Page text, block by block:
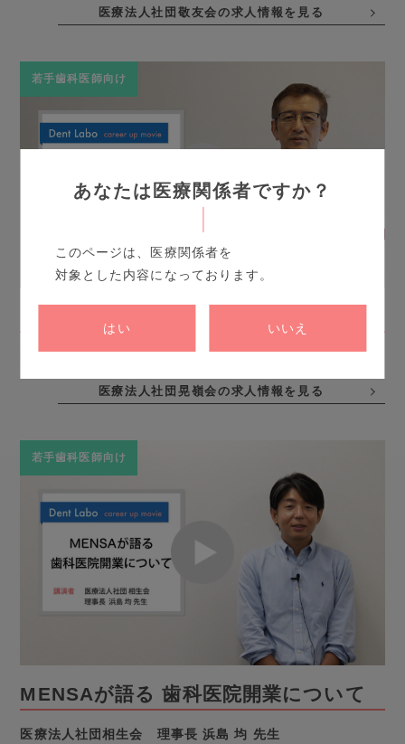
あなたは医療関係者ですか？
このページは、医療関係者を
対象とした内容になっております。
はい いいえ
医療法人社団敬友会の求人情報を見る
若手歯科医師向け
医療法人社団晃嶺会 鈴木歯科医院 理事長 鈴木 久史 先生
医療法人社団晃嶺会の求人情報を見る
若手歯科医師向け
MENSAが語る 歯科医院開業について
医療法人社団相生会 理事長 浜島 均 先生